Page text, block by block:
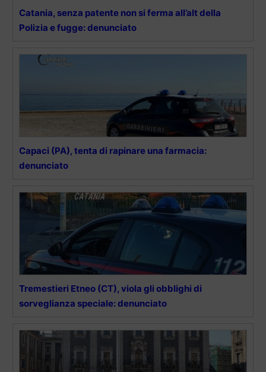
Catania, senza patente non si ferma all’alt della
Polizia e fugge: denunciato
Capaci (PA), tenta di rapinare una farmacia:
denunciato
Tremestieri Etneo (CT), viola gli obblighi di
sorveglianza speciale: denunciato